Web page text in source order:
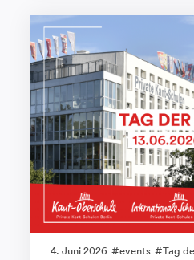
4. Juni 2026 events
Tag